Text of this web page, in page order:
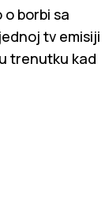
borbi sa
tv emisiji
trenutku kad